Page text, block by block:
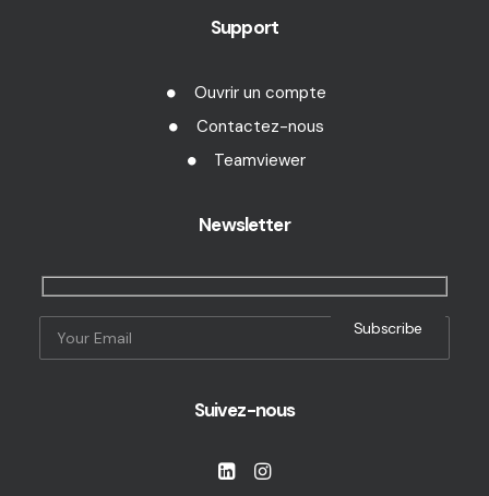
Support
Ouvrir un compte
Contactez-nous
Teamviewer
Newsletter
Suivez-nous